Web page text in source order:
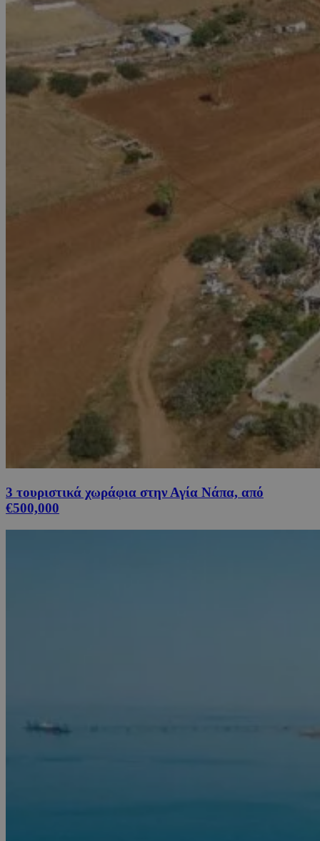
3 τουριστικά χωράφια στην Αγία Νάπα, από
€500,000